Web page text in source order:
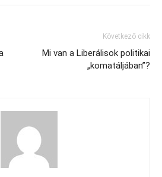
Következő cikk
Mi van a Liberálisok politikai
„komatáljában”?